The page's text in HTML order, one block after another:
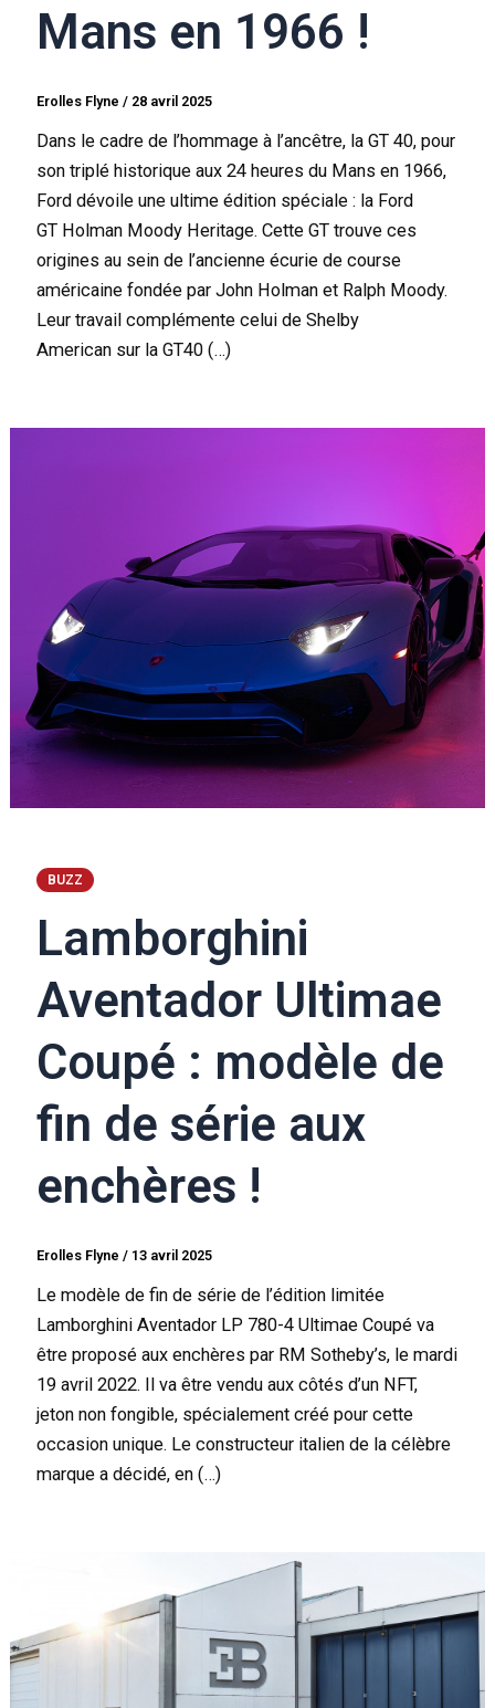
Mans en 1966 !
Erolles Flyne/ 28 avril 2025
Dans le cadre de l’hommage à l’ancêtre, la GT 40, pour
son triplé historique aux 24 heures du Mans en 1966,
Ford dévoile une ultime édition spéciale : la Ford
GT Holman Moody Heritage. Cette GT trouve ces
origines au sein de l’ancienne écurie de course
américaine fondée par John Holman et Ralph Moody.
Leur travail complémente celui de Shelby
American sur la GT40 (…)
BUZZ
Lamborghini
Aventador Ultimae
Coupé : modèle de
fin de série aux
enchères !
Erolles Flyne/ 13 avril 2025
Le modèle de fin de série de l’édition limitée
Lamborghini Aventador LP 780-4 Ultimae Coupé va
être proposé aux enchères par RM Sotheby’s, le mardi
19 avril 2022. Il va être vendu aux côtés d’un NFT,
jeton non fongible, spécialement créé pour cette
occasion unique. Le constructeur italien de la célèbre
marque a décidé, en (…)